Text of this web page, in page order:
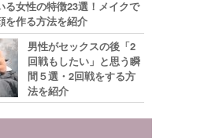
る女性の特徴23選！メイクで
を作る方法を紹介
男性がセックスの後「2
回戦もしたい」と思う瞬
間５選・2回戦をする方
法を紹介